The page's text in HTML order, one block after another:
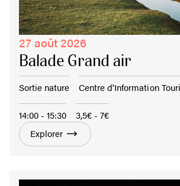
27 août 2026
Balade Grand air
Sortie nature Centre d'Information
14:00 - 15:30
3,5€ - 7€
Explorer